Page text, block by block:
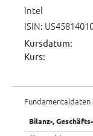
Intel
ISIN:
Kursdatum:
Kurs:
Fundamentaldaten
Bilanz-,